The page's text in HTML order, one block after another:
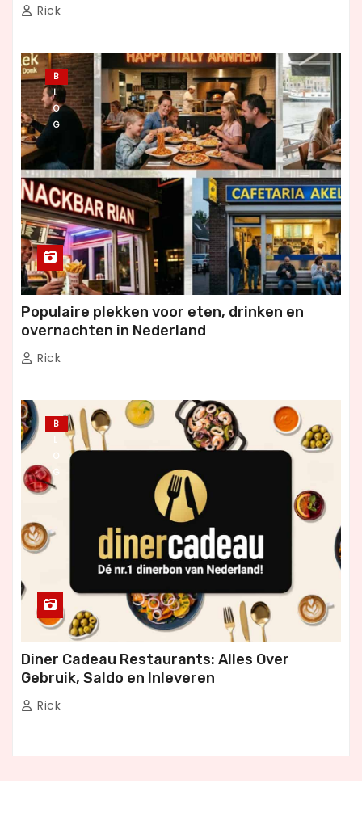
Rick
B
L
O
G
Populaire plekken voor eten, drinken en
overnachten in Nederland
Rick
B
L
O
G
Diner Cadeau Restaurants: Alles Over
Gebruik, Saldo en Inleveren
Rick